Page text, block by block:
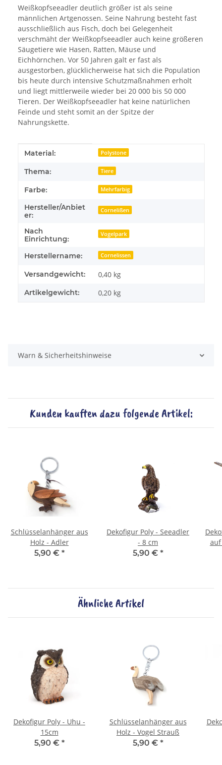
Weißkopfseeadler deutlich größer ist als seine
männlichen Artgenossen. Seine Nahrung besteht fast
ausschließlich aus Fisch, doch bei Gelegenheit
verschmäht der Weißkopfseeadler auch keine größeren
Säugetiere wie Hasen, Ratten, Mäuse und
Eichhörnchen. Vor 50 Jahren galt er fast als
ausgestorben, glücklicherweise hat sich die Population
bis heute durch intensive Schutzmaßnahmen erholt
und liegt mittlerweile wieder bei 20 000 bis 50 000
Tieren. Der Weißkopfseeadler hat keine natürlichen
Feinde und steht somit an der Spitze der
Nahrungskette.
Produkteigenschaft
Wert
Material: Polystone
Thema: Tiere
Farbe: Mehrfarbig
Hersteller/Anbiet
er:
Cornelißen
Nach
Einrichtung:
Vogelpark
Herstellername: Cornelissen
Versandgewicht: 0,40 kg
Artikelgewicht: 0,20 kg
Warn & Sicherheitshinweise
Kunden kauften dazu folgende Artikel:
Schlüsselanhänger aus
Holz - Adler
5,90 € *
Dekofigur Poly - Seeadler
- 8 cm
5,90 € *
auf
Ähnliche Artikel
Dekofigur Poly - Uhu -
15cm
5,90 € *
Schlüsselanhänger aus
Holz - Vogel Strauß
5,90 € *